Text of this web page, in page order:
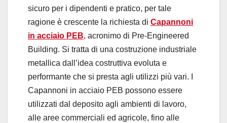
sicuro per i dipendenti e pratico, per tale
ragione è crescente la richiesta di Capannoni
in acciaio PEB, acronimo di Pre-Engineered
Building. Si tratta di una costruzione industriale
metallica dall’idea costruttiva evoluta e
performante che si presta agli utilizzi più vari. I
Capannoni in acciaio PEB possono essere
utilizzati dal deposito agli ambienti di lavoro,
alle aree commerciali ed agricole, fino alle